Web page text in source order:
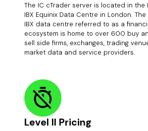
The IC cTrader server is located in the
IBX Equinix Data Centre in London. The
IBX data centre referred to as a
ecosystem is home to over 600 buy
sell side firms, exchanges, trading
market data and service providers.
Level II Pricing